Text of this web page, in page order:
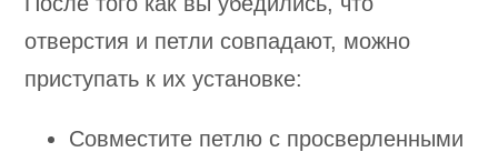
отверстия и петли совпадают, можно
приступать к их установке:
Совместите петлю с просверленными